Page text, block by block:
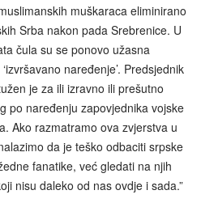
muškaraca eliminirano
Srba nakon pada Srebrenice. U
čula su se ponovo užasna
naređenje’. Predsjednik
je za ili izravno ili prešutno
po naređenju zapovjednika vojske
Ako razmatramo ova zvjerstva u
da je teško odbaciti srpske
fanatike, već gledati na njih
nisu daleko od nas ovdje i sada.”